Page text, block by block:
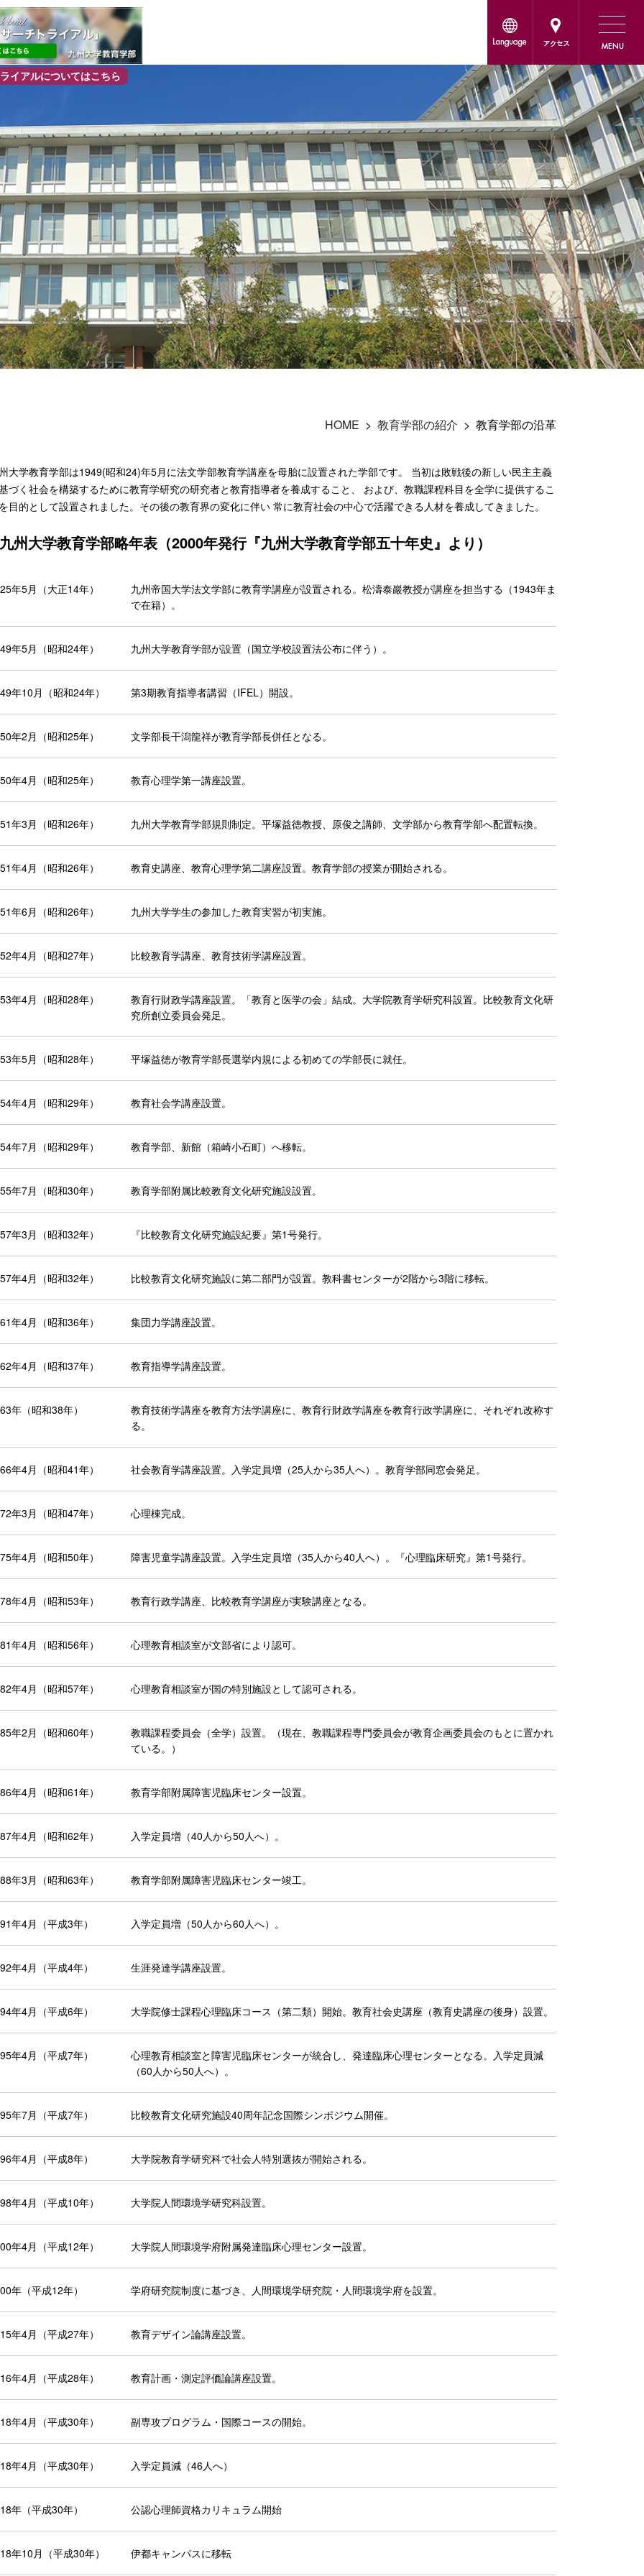
イアルについてはこちら
HOME > 教育学部の紹介 > 教育学部の沿革
大学教育学部は1949(昭和24)年5月に法文学部教育学講座を母胎に設置された学部です。 当初は敗戦後の新しい民主主義
づく社会を構築するために教育学研究の研究者と教育指導者を養成すること、 および、教職課程科目を全学に提供するこ
目的として設置されました。その後の教育界の変化に伴い 常に教育社会の中心で活躍できる人材を養成してきました。
九州大学教育学部略年表（2000年発行『九州大学教育学部五十年史』より）
年5月（大正14年）
九州帝国大学法文学部に教育学講座が設置される。松濤泰巖教授が講座を担当する（1943年ま
で在籍）。
年5月（昭和24年） 九州大学教育学部が設置（国立学校設置法公布に伴う）。
年10月（昭和24年） 第3期教育指導者講習（IFEL）開設。
年2月（昭和25年） 文学部長干潟龍祥が教育学部長併任となる。
年4月（昭和25年） 教育心理学第一講座設置。
年3月（昭和26年） 九州大学教育学部規則制定。平塚益徳教授、原俊之講師、文学部から教育学部へ配置転換。
年4月（昭和26年） 教育史講座、教育心理学第二講座設置。教育学部の授業が開始される。
年6月（昭和26年） 九州大学学生の参加した教育実習が初実施。
年4月（昭和27年） 比較教育学講座、教育技術学講座設置。
年4月（昭和28年）
教育行財政学講座設置。「教育と医学の会」結成。大学院教育学研究科設置。比較教育文化研
究所創立委員会発足。
年5月（昭和28年） 平塚益徳が教育学部長選挙内規による初めての学部長に就任。
年4月（昭和29年） 教育社会学講座設置。
年7月（昭和29年） 教育学部、新館（箱崎小石町）へ移転。
年7月（昭和30年） 教育学部附属比較教育文化研究施設設置。
年3月（昭和32年） 『比較教育文化研究施設紀要』第1号発行。
年4月（昭和32年） 比較教育文化研究施設に第二部門が設置。教科書センターが2階から3階に移転。
年4月（昭和36年） 集団力学講座設置。
年4月（昭和37年） 教育指導学講座設置。
年（昭和38年）
教育技術学講座を教育方法学講座に、教育行財政学講座を教育行政学講座に、それぞれ改称す
る。
年4月（昭和41年） 社会教育学講座設置。入学定員増（25人から35人へ）。教育学部同窓会発足。
年3月（昭和47年） 心理棟完成。
年4月（昭和50年） 障害児童学講座設置。入学生定員増（35人から40人へ）。『心理臨床研究』第1号発行。
年4月（昭和53年） 教育行政学講座、比較教育学講座が実験講座となる。
年4月（昭和56年） 心理教育相談室が文部省により認可。
年4月（昭和57年） 心理教育相談室が国の特別施設として認可される。
年2月（昭和60年）
教職課程委員会（全学）設置。（現在、教職課程専門委員会が教育企画委員会のもとに置かれ
ている。）
年4月（昭和61年） 教育学部附属障害児臨床センター設置。
年4月（昭和62年） 入学定員増（40人から50人へ）。
年3月（昭和63年） 教育学部附属障害児臨床センター竣工。
年4月（平成3年） 入学定員増（50人から60人へ）。
年4月（平成4年） 生涯発達学講座設置。
年4月（平成6年） 大学院修士課程心理臨床コース（第二類）開始。教育社会史講座（教育史講座の後身）設置。
年4月（平成7年）
心理教育相談室と障害児臨床センターが統合し、発達臨床心理センターとなる。入学定員減
（60人から50人へ）。
年7月（平成7年） 比較教育文化研究施設40周年記念国際シンポジウム開催。
年4月（平成8年） 大学院教育学研究科で社会人特別選抜が開始される。
年4月（平成10年） 大学院人間環境学研究科設置。
年4月（平成12年） 大学院人間環境学府附属発達臨床心理センター設置。
年（平成12年） 学府研究院制度に基づき、人間環境学研究院・人間環境学府を設置。
年4月（平成27年） 教育デザイン論講座設置。
年4月（平成28年） 教育計画・測定評価論講座設置。
年4月（平成30年） 副専攻プログラム・国際コースの開始。
年4月（平成30年） 入学定員減（46人へ）
年（平成30年） 公認心理師資格カリキュラム開始
年10月（平成30年） 伊都キャンパスに移転